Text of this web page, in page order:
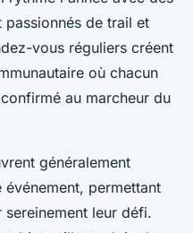
passionnés de trail et
vous réguliers créent
où chacun
au marcheur du
généralement
permettant
leur défi.